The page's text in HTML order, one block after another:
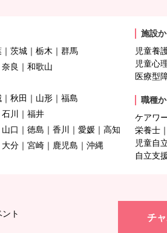
茨城 栃木
群馬
奈良
和歌山
秋田 山形
福島
石川
福井
山口 徳島 香川 愛媛
高知
大分 宮崎 鹿児島 沖縄
施設
児童養
児童心
医療型
職種
ケアワ
栄養士
児童自
自立支
ト チ